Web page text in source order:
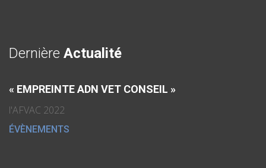
Dernière Actualité
« EMPREINTE ADN VET CONSEIL »
l'AFVAC 2022
ÉVÈNEMENTS